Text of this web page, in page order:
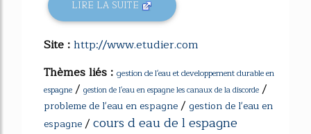
LIRE LA SUITE
Site :http://www.etudier.com
Thèmes liés : gestion de l'eau et developpement durable en
espagne / gestion de l'eau en espagne les canaux de la discorde /
probleme de l'eau en espagne/ gestion de l'eau en
espagne/cours d eau de l espagne